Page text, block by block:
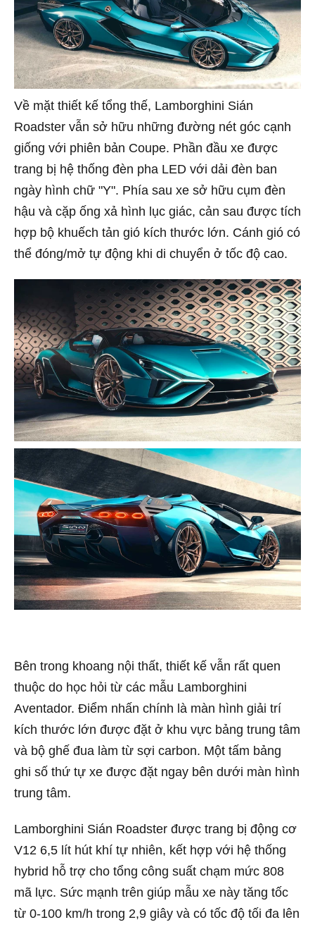
Về mặt thiết kế tổng thế, Lamborghini Sián
Roadster vẫn sở hữu những đường nét góc cạnh
giống với phiên bản Coupe. Phần đầu xe được
trang bị hệ thống đèn pha LED với dải đèn ban
ngày hình chữ "Y". Phía sau xe sở hữu cụm đèn
hậu và cặp ống xả hình lục giác, cản sau được tích
hợp bộ khuếch tản gió kích thước lớn. Cánh gió có
thể đóng/mở tự động khi di chuyển ở tốc độ cao.
Bên trong khoang nội thất, thiết kế vẫn rất quen
thuộc do học hỏi từ các mẫu Lamborghini
Aventador. Điểm nhấn chính là màn hình giải trí
kích thước lớn được đặt ở khu vực bảng trung tâm
và bộ ghế đua làm từ sợi carbon. Một tấm bảng
ghi số thứ tự xe được đặt ngay bên dưới màn hình
trung tâm.
Lamborghini Sián Roadster được trang bị động cơ
V12 6,5 lít hút khí tự nhiên, kết hợp với hệ thống
hybrid hỗ trợ cho tổng công suất chạm mức 808
mã lực. Sức mạnh trên giúp mẫu xe này tăng tốc
từ 0-100 km/h trong 2,9 giây và có tốc độ tối đa lên